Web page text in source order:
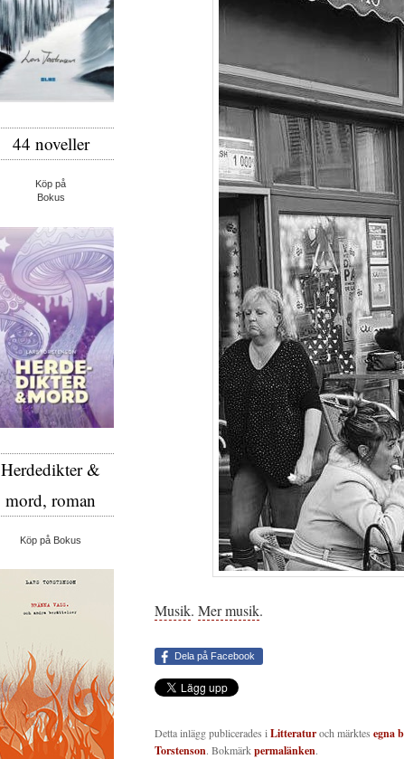
Musik. Mer musik.
Dela på Facebook
Detta inlägg publicerades i Litteraturoch märktes egna
Torstenson. Bokmärkpermalänken.
44 noveller
Köp på
Bokus
Herdedikter &
mord, roman
Köp på Bokus